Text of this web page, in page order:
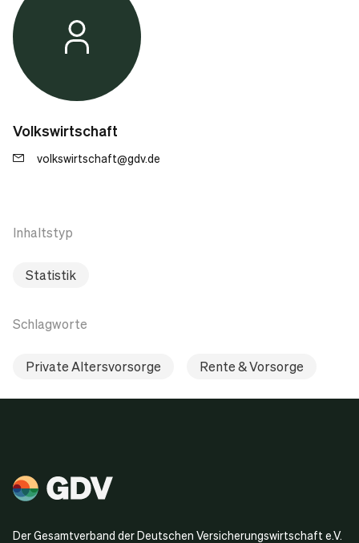
Volkswirtschaft
volkswirtschaft@gdv.de
Inhaltstyp
Statistik
Schlagworte
Private Altersvorsorge Rente & Vorsorge
Der Gesamtverband der Deutschen Versicherungswirtschaft e.V.